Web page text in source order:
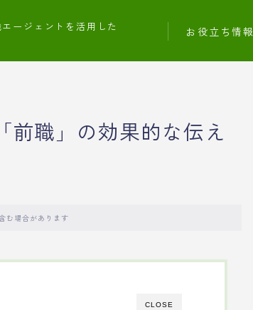
ージェントを活用した
お役立ち情報
前職」の効果的な伝え
む場合があります
CLOSE